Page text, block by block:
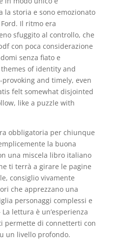
la storia e sono emozionato
Il ritmo era
sfuggito al controllo, che
con poca considerazione
senza fiato e
themes of identity and
and timely, even
felt somewhat disjointed
like a puzzle with
obbligatoria per chiunque
la buona
una miscela libro italiano
ti terrà a girare le pagine
consiglio vivamente
che apprezzano una
personaggi complessi e
lettura è un’esperienza
permette di connetterti con
un livello profondo.